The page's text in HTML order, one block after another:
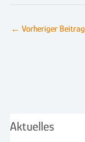
← Vorheriger Beitrag
Aktuelles